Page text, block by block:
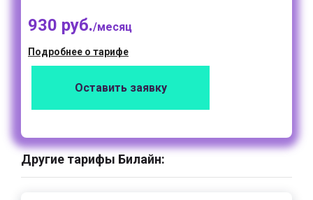
930 руб./месяц
Подробнее о тарифе
Оставить заявку
Другие тарифы Билайн: